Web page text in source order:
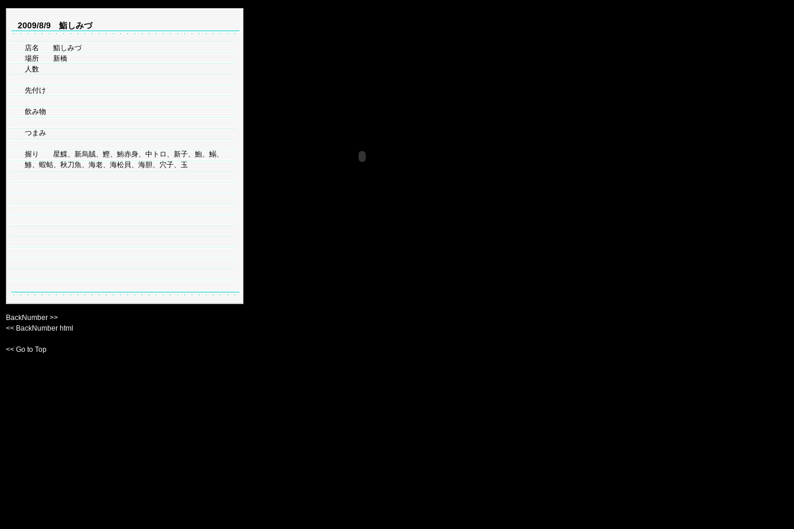
2009/8/9 鮨しみづ
店名 鮨しみづ
場所 新橋
人数
先付け
飲み物
つまみ
握り 星鰈、新烏賊、鰹、鮪赤身、中トロ、新子、鮑、鰯、
鯵、蝦蛄、秋刀魚、海老、海松貝、海胆、穴子、玉
BackNumber >>
<< BackNumber html
<< Go to Top